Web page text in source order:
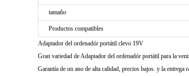
tamaño
Productos compatibles
Adaptador del ordenadór portátil clevo 19V
Gran variedad de Adaptador del ordenadór portátil para la
Garantía de un ano de alta calidad, precios bajos. y la entrega